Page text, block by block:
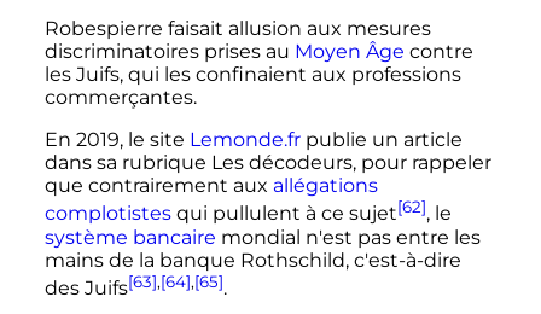
Robespierre faisait allusion aux mesures
discriminatoires prises au Moyen Âge contre
les Juifs, qui les confinaient aux professions
commerçantes.
En 2019, le site Lemonde.frpublie un article
dans sa rubrique Les décodeurs, pour rappeler
que contrairement aux allégations
complotistesqui pullulent à ce sujet[62], le
système bancaire mondial n'est pas entre les
mains de la banque Rothschild, c'est-à-dire
des Juifs[63],[64],[65].